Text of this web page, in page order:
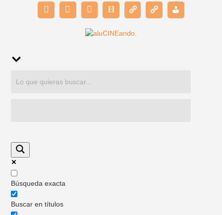
Búsqueda exacta
Buscar en títulos